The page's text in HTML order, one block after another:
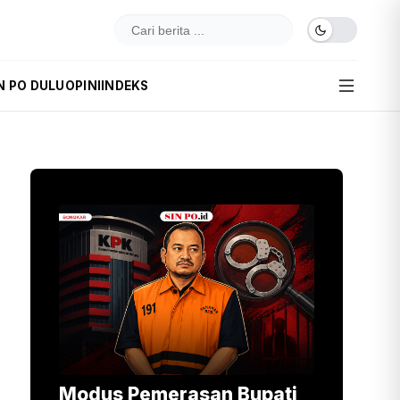
PO DULUOPINI INDEKS
Modus Pemerasan Bupati